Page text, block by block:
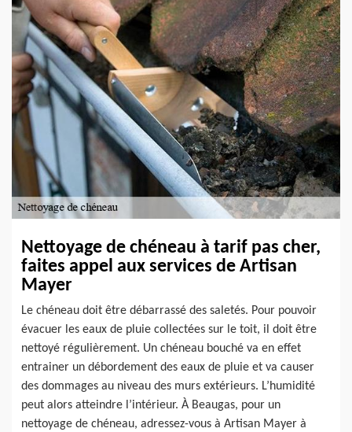
Nettoyage de chéneau à tarif pas cher,
faites appel aux services de Artisan
Mayer
Le chéneau doit être débarrassé des saletés. Pour pouvoir
évacuer les eaux de pluie collectées sur le toit, il doit être
nettoyé régulièrement. Un chéneau bouché va en effet
entrainer un débordement des eaux de pluie et va causer
des dommages au niveau des murs extérieurs. L’humidité
peut alors atteindre l’intérieur. À Beaugas, pour un
nettoyage de chéneau, adressez-vous à Artisan Mayer à